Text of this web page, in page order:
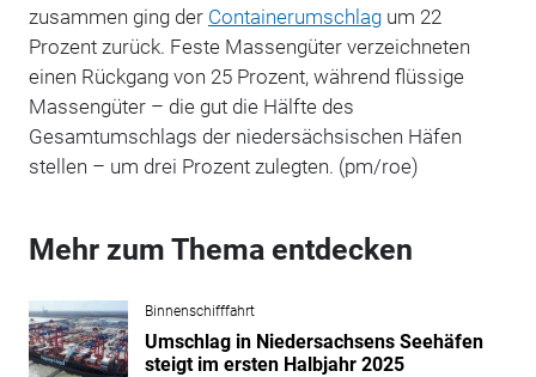
zusammen ging der Containerumschlagum 22
Prozent zurück. Feste Massengüter verzeichneten
einen Rückgang von 25 Prozent, während flüssige
Massengüter – die gut die Hälfte des
Gesamtumschlags der niedersächsischen Häfen
stellen – um drei Prozent zulegten. (pm/roe)
Mehr zum Thema entdecken
Binnenschifffahrt
Umschlag in Niedersachsens Seehäfen
steigt im ersten Halbjahr 2025